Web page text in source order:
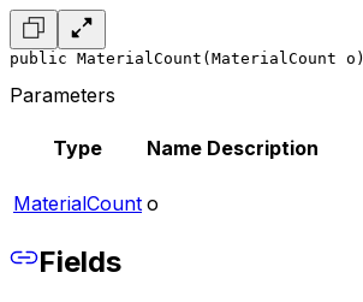
public MaterialCount(MaterialCount o)
Parameters
Type Name Description
MaterialCount o
Fields